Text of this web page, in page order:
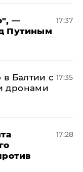
—
Путиным
17:37
в Балтии с
дронами
17:35
17:28